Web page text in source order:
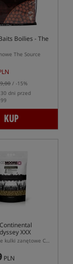
Boilies - The
The Source
/ -15%
dni przed
KUP
XXX
Ekonomiczne kulki zanętowe CCMoore Continental Odyssey XXX
PLN